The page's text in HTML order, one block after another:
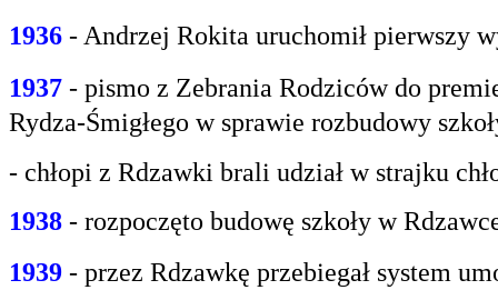
1936 - Andrzej Rokita uruchomił pierwszy
1937 - pismo z Zebrania Rodziców do
Rydza-Śmigłego w sprawie rozbudowy
- chłopi z Rdzawki brali udział w strajku
1938 - rozpoczęto budowę szkoły w
1939 - przez Rdzawkę przebiegał system